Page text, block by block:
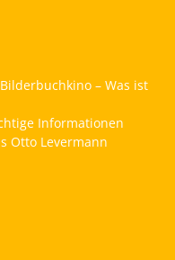
– Was ist
Informationen
Otto Levermann